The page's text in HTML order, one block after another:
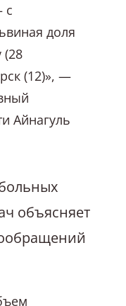
с
доля
(28
(12)», —
Айнагуль
объясняет